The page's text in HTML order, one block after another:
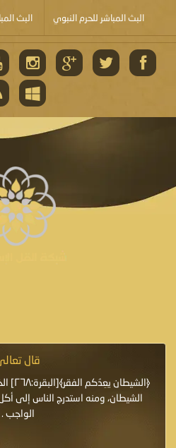
البث المباشر للحرم النبوي البث
قال
الشيطان، ومنه استدرج الناس إلى
الواجب .